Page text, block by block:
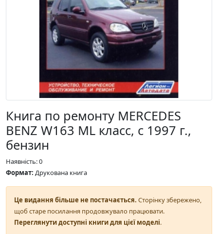
Книга по ремонту MERCEDES
BENZ W163 ML класс, с 1997 г.,
бензин
Наявність: 0
Формат: Друкована книга
Це видання більше не постачається. Сторінку збережено,
щоб старе посилання продовжувало працювати.
Переглянути доступні книги для цієї моделі.